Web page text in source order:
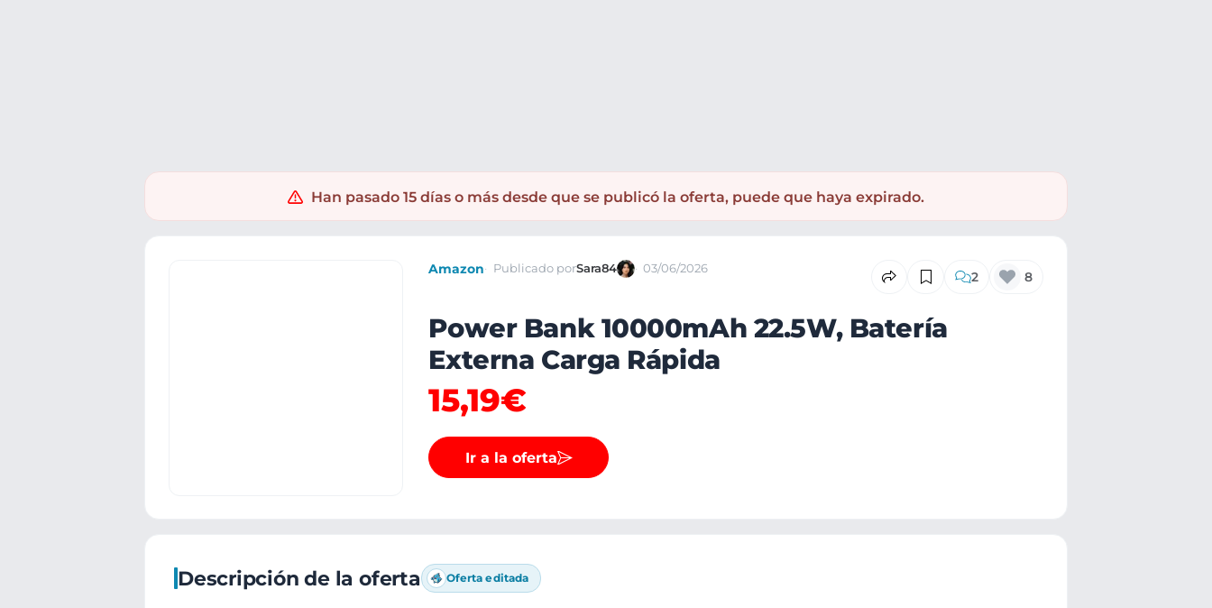
Han pasado 15 días o más desde que se publicó la oferta, puede que haya expirado.
Amazon Publicado porSara84 03/06/2026 2 8
Power Bank 10000mAh 22.5W, Batería
Externa Carga Rápida
15,19€
Ir a la oferta
Descripción de la oferta Oferta editada